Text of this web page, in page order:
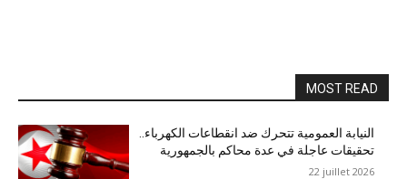
MOST READ
النيابة العمومية تتحرك ضد انقطاعات الكهرباء..
تحقيقات عاجلة في عدة محاكم بالجمهورية
22 juillet 2026